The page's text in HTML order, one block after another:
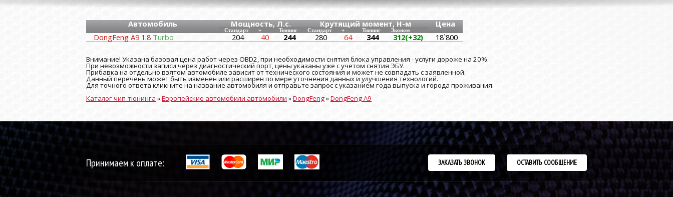
Автомобиль Мощность, Л.с. Крутящий момент, Н-м Цена
Стандарт + Тюнинг Стандарт + Тюнинг Эконом
DongFeng A9 1.8 Turbo 204 40 244 280 64 344 312(+32) 18`800
Внимание! Указана базовая цена работ через OBD2, при необходимости снятия блока управления - услуги дороже на 20%.
При невозможности записи через диагностический порт, цены указаны уже с учетом снятия ЭБУ.
Прибавка на отдельно взятом автомобиле зависит от технического состояния и может не совпадать с заявленной.
Данный перечень может быть изменен или расширен по мере уточнения данных и улучшения технологий.
Для точного ответа кликните на название автомобиля и отправьте запрос с указанием года выпуска и города проживания.
Каталог чип-тюнинга »Европейские автомобили автомобили »DongFeng»DongFeng A9
Принимаем к оплате: ЗАКАЗАТЬ ЗВОНОК ОСТАВИТЬ СООБЩЕНИЕ